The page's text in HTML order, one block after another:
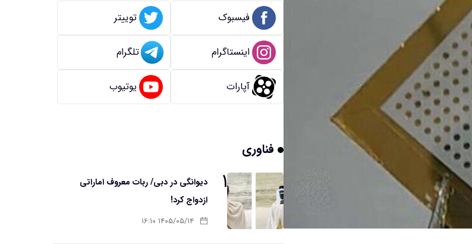
فیسبوک توییتر
اینستاگرام تلگرام
آپارات یوتیوب
فناوری
۱
دیوانگی در دبی/ ربات معروف اماراتی
ازدواج کرد!
۱۴۰۵/۰۵/۱۴ ۱۶:۱۰